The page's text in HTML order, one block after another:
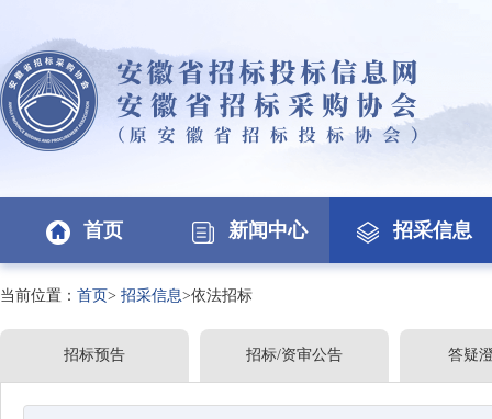
首页 新闻中心 招采信息
当前位置： 首页> 招采信息>依法招标
招标预告 招标/资审公告 答疑